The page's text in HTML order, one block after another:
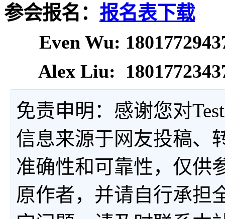
参会报名： 报名表下载
Even Wu:
Alex Liu:
免责申明：感谢您对
信息来源于网友投稿、
准确性和可靠性，仅供
原作者，并请自行承担